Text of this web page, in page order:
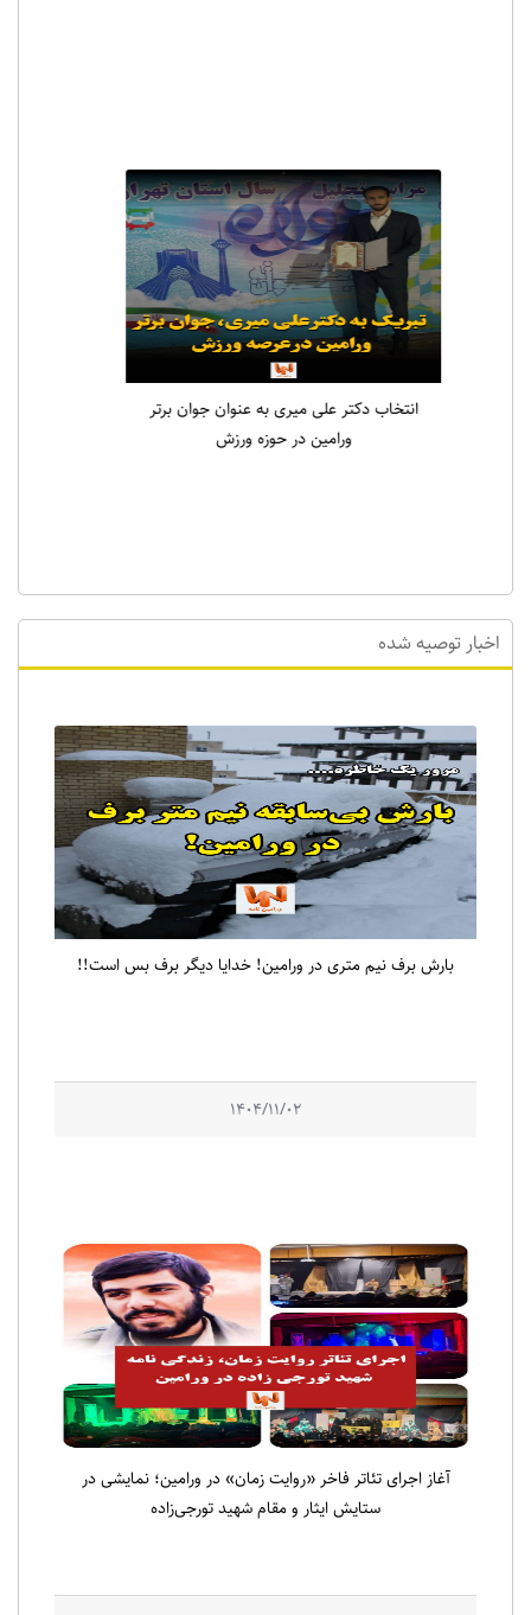
انتخاب دکتر علی میری به عنوان جوان برتر
ورامین در حوزه ورزش
اخبار توصیه شده
بارش برف نیم متری در ورامین! خدایا دیگر برف بس است!!
1404/11/02
آغاز اجرای تئاتر فاخر «روایت زمان» در ورامین؛ نمایشی در
ستایش ایثار و مقام شهید تورجی‌زاده